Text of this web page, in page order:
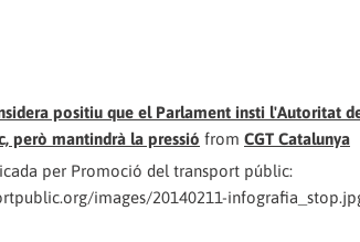
positiu que el Parlament insti l'Autoritat
però mantindrà la pressió from CGT Catalunya
per Promoció del transport públic:
images/20140211-